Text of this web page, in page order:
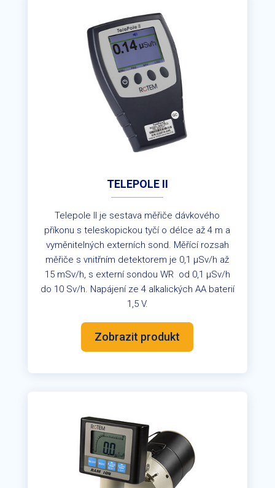
TELEPOLE II
Telepole II je sestava měřiče dávkového
příkonu s teleskopickou tyčí o délce až 4 m a
vyměnitelných externích sond. Měřící rozsah
měřiče s vnitřním detektorem je 0,1 µSv/h až
15 mSv/h, s externí sondou WR od 0,1 µSv/h
do 10 Sv/h. Napájení ze 4 alkalických AA baterií
1,5 V.
Zobrazit produkt